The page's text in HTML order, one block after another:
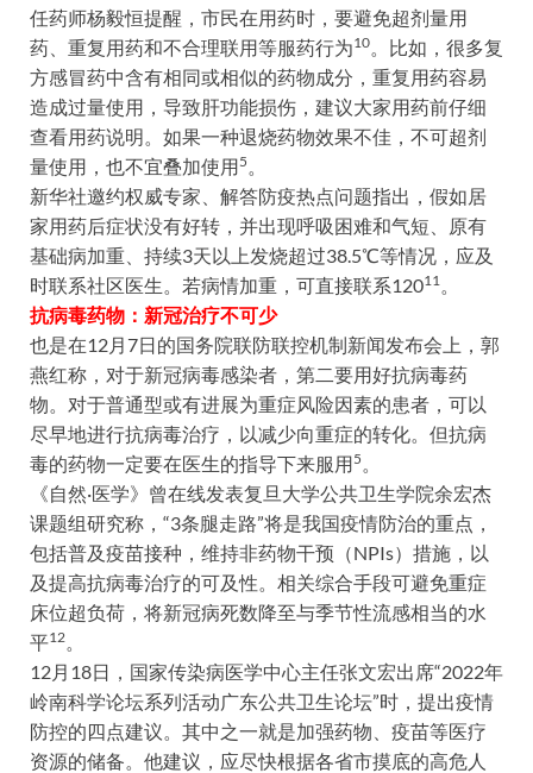
任药师杨毅恒提醒，市民在用药时，要避免超剂量用
药、重复用药和不合理联用等服药行为10。比如，很多复
方感冒药中含有相同或相似的药物成分，重复用药容易
造成过量使用，导致肝功能损伤，建议大家用药前仔细
查看用药说明。如果一种退烧药物效果不佳，不可超剂
量使用，也不宜叠加使用5 。
新华社邀约权威专家、解答防疫热点问题指出，假如居
家用药后症状没有好转，并出现呼吸困难和气短、原有
基础病加重、持续3天以上发烧超过38.5℃等情况，应及
时联系社区医生。若病情加重，可直接联系12011 。
抗病毒药物：新冠治疗不可少
也是在12月7日的国务院联防联控机制新闻发布会上，郭
燕红称，对于新冠病毒感染者，第二要用好抗病毒药
物。对于普通型或有进展为重症风险因素的患者，可以
尽早地进行抗病毒治疗，以减少向重症的转化。但抗病
毒的药物一定要在医生的指导下来服用5 。
《自然·医学》曾在线发表复旦大学公共卫生学院余宏杰
课题组研究称，“3条腿走路”将是我国疫情防治的重点，
包括普及疫苗接种，维持非药物干预（NPIs）措施，以
及提高抗病毒治疗的可及性。相关综合手段可避免重症
床位超负荷，将新冠病死数降至与季节性流感相当的水
平12。
12月18日，国家传染病医学中心主任张文宏出席“2022年
岭南科学论坛系列活动广东公共卫生论坛”时，提出疫情
防控的四点建议。其中之一就是加强药物、疫苗等医疗
资源的储备。他建议，应尽快根据各省市摸底的高危人